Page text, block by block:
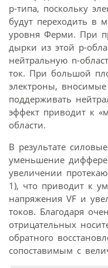
p-типа, поскольку
будут переходить в
уровня Ферми. При
дырки из этой p-
нейтральную n-
ток. При большой
электроны,
поддерживать
эффект приводит к
области.
В результате
уменьшение
увеличении
1), что приводит к
напряжения VF и
токов. Благодаря
отрицательных
обратного
сопоставимым с